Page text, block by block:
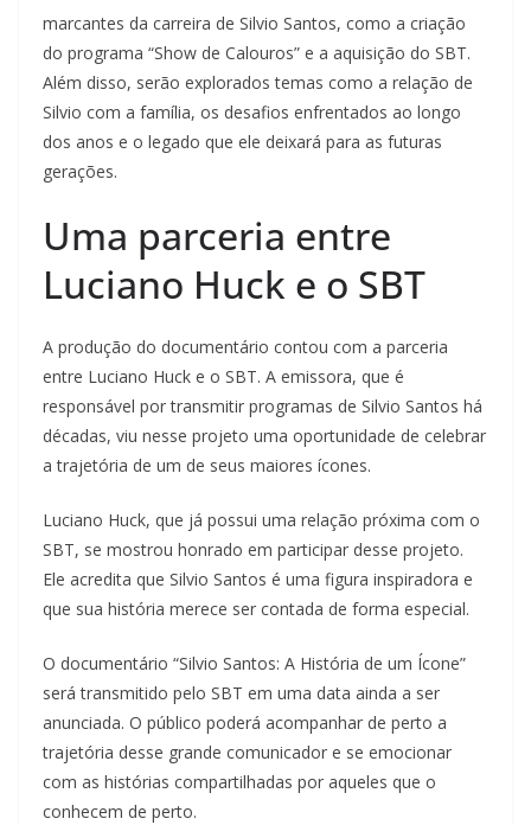
marcantes da carreira de Silvio Santos, como a criação
do programa “Show de Calouros” e a aquisição do SBT.
Além disso, serão explorados temas como a relação de
Silvio com a família, os desafios enfrentados ao longo
dos anos e o legado que ele deixará para as futuras
gerações.
Uma parceria entre
Luciano Huck e o SBT
A produção do documentário contou com a parceria
entre Luciano Huck e o SBT. A emissora, que é
responsável por transmitir programas de Silvio Santos há
décadas, viu nesse projeto uma oportunidade de celebrar
a trajetória de um de seus maiores ícones.
Luciano Huck, que já possui uma relação próxima com o
SBT, se mostrou honrado em participar desse projeto.
Ele acredita que Silvio Santos é uma figura inspiradora e
que sua história merece ser contada de forma especial.
O documentário “Silvio Santos: A História de um Ícone”
será transmitido pelo SBT em uma data ainda a ser
anunciada. O público poderá acompanhar de perto a
trajetória desse grande comunicador e se emocionar
com as histórias compartilhadas por aqueles que o
conhecem de perto.